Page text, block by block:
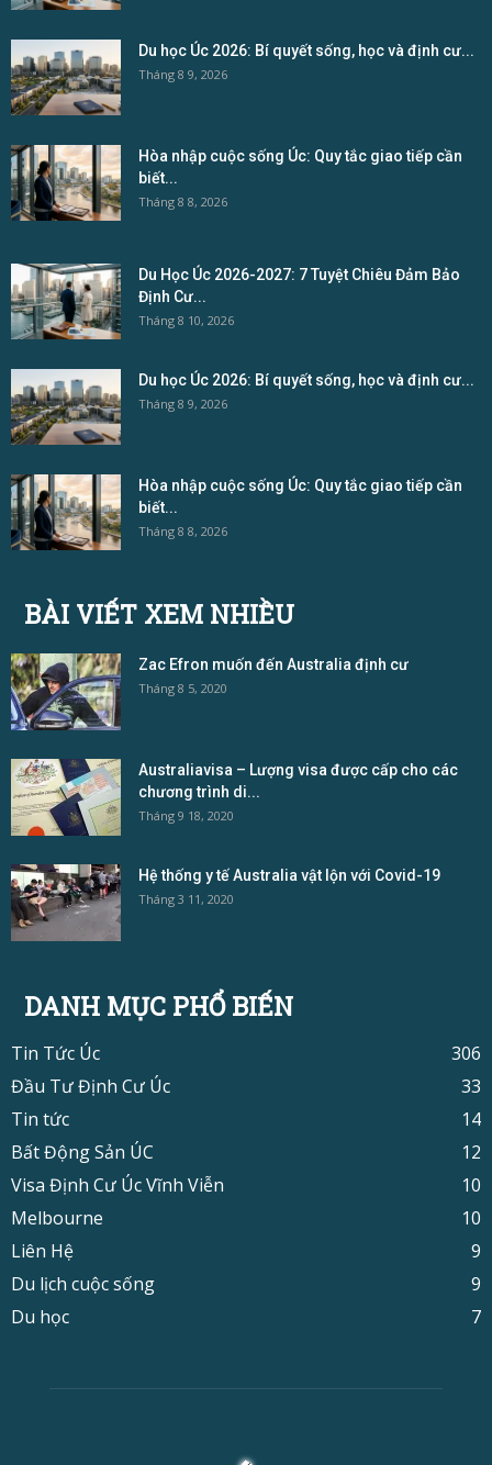
Du học Úc 2026: Bí quyết sống, học và định cư...
Tháng 8 9, 2026
Hòa nhập cuộc sống Úc: Quy tắc giao tiếp cần
biết...
Tháng 8 8, 2026
Du Học Úc 2026-2027: 7 Tuyệt Chiêu Đảm Bảo
Định Cư...
Tháng 8 10, 2026
Du học Úc 2026: Bí quyết sống, học và định cư...
Tháng 8 9, 2026
Hòa nhập cuộc sống Úc: Quy tắc giao tiếp cần
biết...
Tháng 8 8, 2026
BÀI VIẾT XEM NHIỀU
Zac Efron muốn đến Australia định cư
Tháng 8 5, 2020
Australiavisa – Lượng visa được cấp cho các
chương trình di...
Tháng 9 18, 2020
Hệ thống y tế Australia vật lộn với Covid-19
Tháng 3 11, 2020
DANH MỤC PHỔ BIẾN
Tin Tức Úc
306
Đầu Tư Định Cư Úc
33
Tin tức
14
Bất Động Sản ÚC
12
Visa Định Cư Úc Vĩnh Viễn
10
Melbourne
10
Liên Hệ
9
Du lịch cuộc sống
9
Du học
7